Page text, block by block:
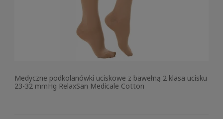
Medyczne podkolanówki uciskowe z bawełną 2 klasa ucisku
23-32 mmHg RelaxSan Medicale Cotton